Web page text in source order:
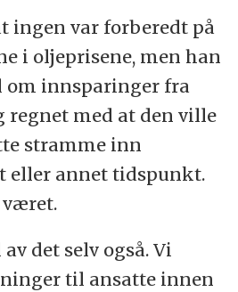
ingen var forberedt på
i oljeprisene, men han
om innsparinger fra
regnet med at den ville
stramme inn
eller annet tidspunkt.
været.
det selv også. Vi
til ansatte innen